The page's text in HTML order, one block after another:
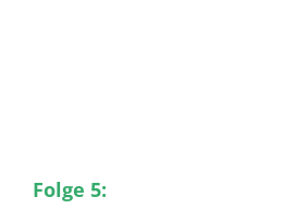
Folge 5: